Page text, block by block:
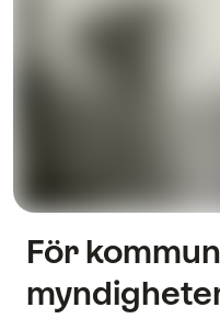
För